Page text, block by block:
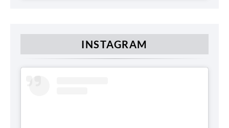
INSTAGRAM